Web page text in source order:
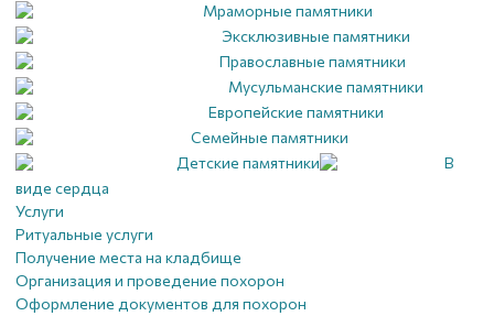
Мраморные памятники
Эксклюзивные памятники
Православные памятники
Мусульманские памятники
Европейские памятники
Семейные памятники
Детские памятники
В
виде сердца
Услуги
Ритуальные услуги
Получение места на кладбище
Организация и проведение похорон
Оформление документов для похорон